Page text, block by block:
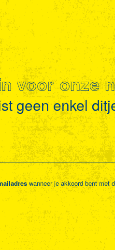
voor onze
geen enkel
wanneer je akkoord bent met